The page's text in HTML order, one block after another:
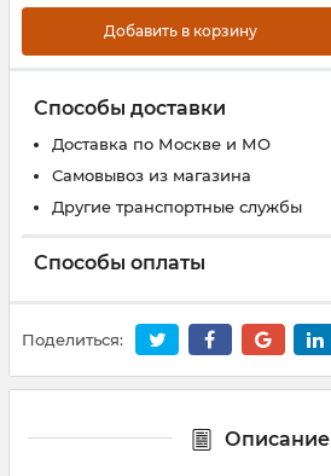
Добавить в корзину
Способы доставки
Доставка по Москве и МО
Самовывоз из магазина
Другие транспортные службы
Способы оплаты
Поделиться:
Описание